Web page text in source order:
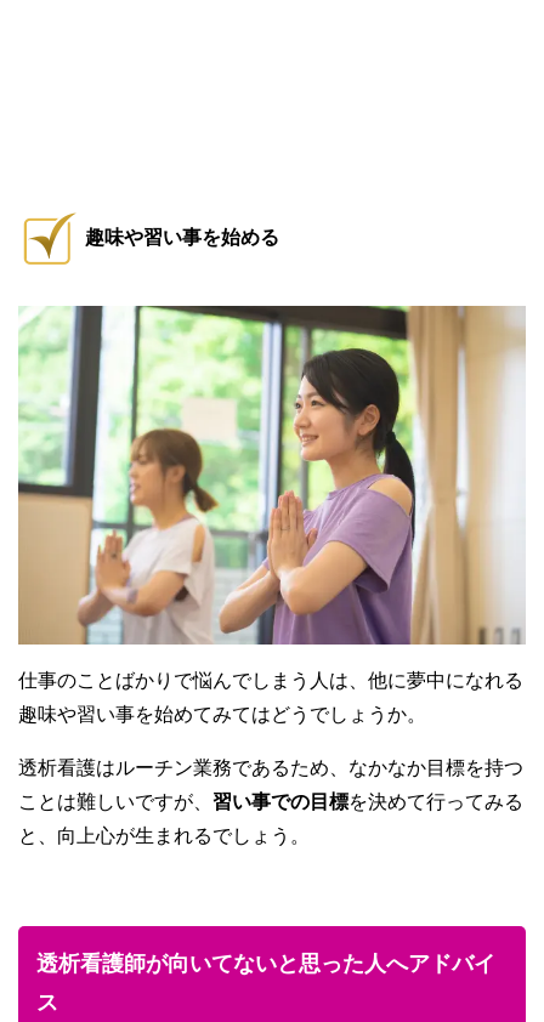
趣味や習い事を始める
仕事のことばかりで悩んでしまう人は、他に夢中になれる
趣味や習い事を始めてみてはどうでしょうか。
透析看護はルーチン業務であるため、なかなか目標を持つ
ことは難しいですが、 習い事での目標を決めて行ってみる
と、向上心が生まれるでしょう。
透析看護師が向いてないと思った人へアドバイ
ス